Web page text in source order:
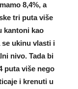
8,4%, a
tri puta više
kantoni kao
se ukinu vlasti i
nivo. Tada bi
puta više nego
i krenuti u